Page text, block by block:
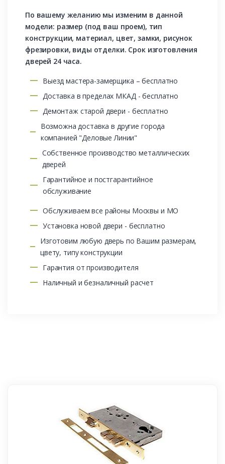
По вашему желанию мы изменим в данной
модели: размер (под ваш проем), тип
конструкции, материал, цвет, замки, рисунок
фрезировки, виды отделки. Срок изготовления
дверей 24 часа.
Выезд мастера-замерщика – бесплатно
Доставка в пределах МКАД - бесплатно
Демонтаж старой двери - бесплатно
Возможна доставка в другие города
компанией "Деловые Линии"
Собственное производство металлических
дверей
Гарантийное и постгарантийное
обслуживание
Обслуживаем все районы Москвы и МО
Установка новой двери - бесплатно
Изготовим любую дверь по Вашим размерам,
цвету, типу конструкции
Гарантия от производителя
Наличный и безналичный расчет